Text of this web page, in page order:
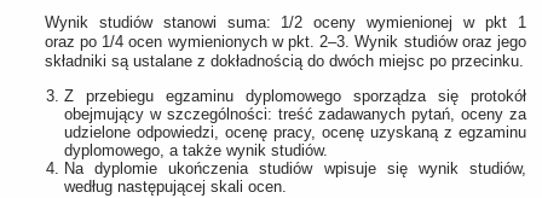
Wynik studiów stanowi suma: 1/2 oceny wymienionej w pkt 1
oraz po 1/4 ocen wymienionych w pkt. 2–3. Wynik studiów oraz jego
składniki są ustalane z dokładnością do dwóch miejsc po przecinku.
Z przebiegu egzaminu dyplomowego sporządza się protokół
obejmujący w szczególności: treść zadawanych pytań, oceny za
udzielone odpowiedzi, ocenę pracy, ocenę uzyskaną z egzaminu
dyplomowego, a także wynik studiów.
Na dyplomie ukończenia studiów wpisuje się wynik studiów,
według następującej skali ocen.